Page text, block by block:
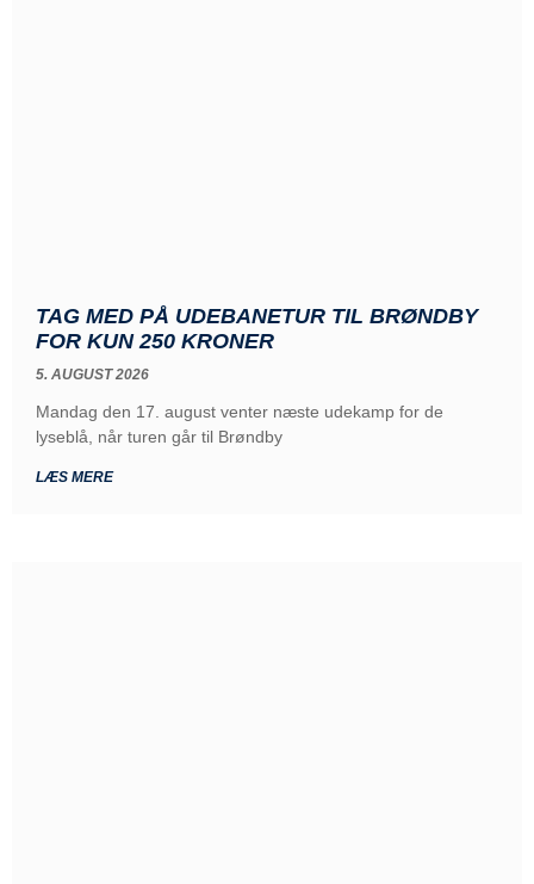
TAG MED PÅ UDEBANETUR TIL BRØNDBY
FOR KUN 250 KRONER
5. AUGUST 2026
Mandag den 17. august venter næste udekamp for de
lyseblå, når turen går til Brøndby
LÆS MERE